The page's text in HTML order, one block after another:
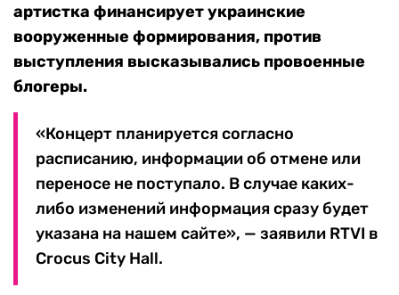
артистка финансирует украинские
вооруженные формирования, против
выступления высказывались провоенные
блогеры.
«Концерт планируется согласно
расписанию, информации об отмене или
переносе не поступало. В случае каких-
либо изменений информация сразу будет
указана на нашем сайте», — заявили RTVI в
Crocus City Hall.